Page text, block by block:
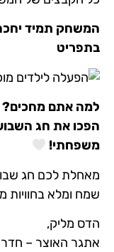
המשחק תמיד
בתפריט
למה אתם מחכים?
הפכו את חג
משפחתי!
מאחלת לכם חג
שמח ומלא בחוויות
הדס מליק,
אתגר האוצר –